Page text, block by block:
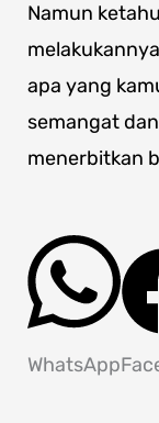
Namun
apa yang
semangat
menerbitkan
WhatsApp